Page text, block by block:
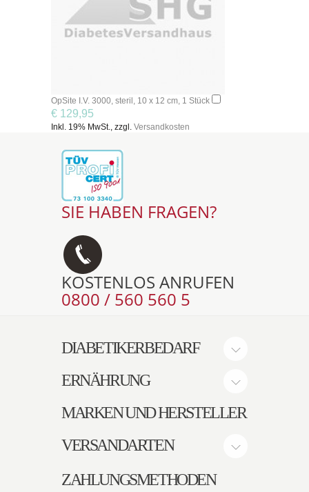
OpSite I.V. 3000, steril, 10 x 12 cm, 1 Stück
€ 129,95
Inkl. 19% MwSt., zzgl. Versandkosten
SIE HABEN FRAGEN?
KOSTENLOS ANRUFEN
0800 / 560 560 5
DIABETIKERBEDARF
ERNÄHRUNG
MARKEN UND HERSTELLER
VERSANDARTEN
ZAHLUNGSMETHODEN